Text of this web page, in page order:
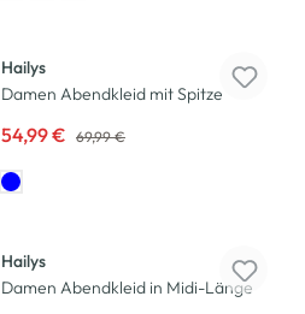
Hailys
Damen Abendkleid mit Spitze
54,99 € 69,99 €
Hailys
Damen Abendkleid in Midi-Länge